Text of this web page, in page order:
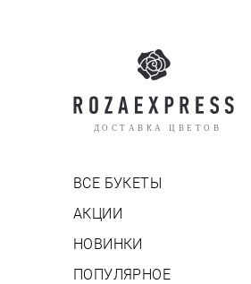
ДОСТАВКА ЦВЕТОВ
ВСЕ БУКЕТЫ
АКЦИИ
НОВИНКИ
ПОПУЛЯРНОЕ